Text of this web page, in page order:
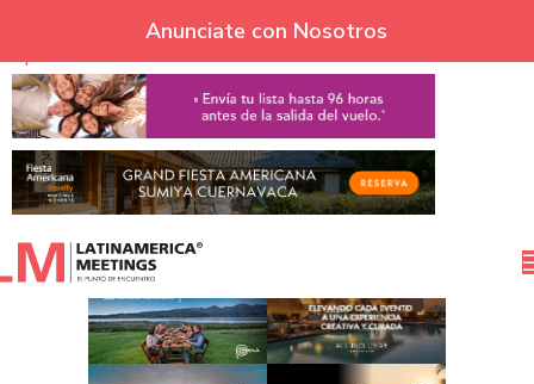
Skip to navigation
Skip to main content
Anunciate con Nosotros